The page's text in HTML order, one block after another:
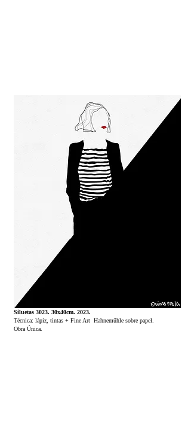
Siluetas 3023. 30x40cm. 2023.
Técnica: lápiz, tintas + Fine Art Hahnemühle sobre papel.
Obra Única.